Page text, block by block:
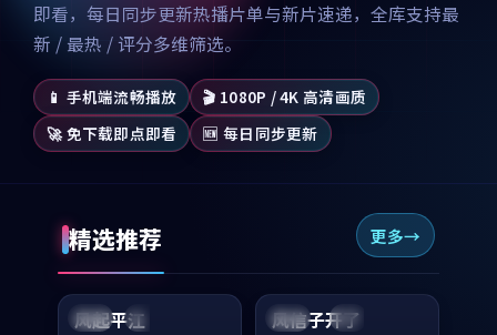
即看，每日同步更新热播片单与新片速递，全库支持最
新 / 最热 / 评分多维筛选。
📱 手机端流畅播放
🎬 1080P / 4K 高清画质
🚀 免下载即点即看
🆕 每日同步更新
精选推荐 更多
美国 完结
99:07
风起平江 法国 4K
99:21
风信子开了